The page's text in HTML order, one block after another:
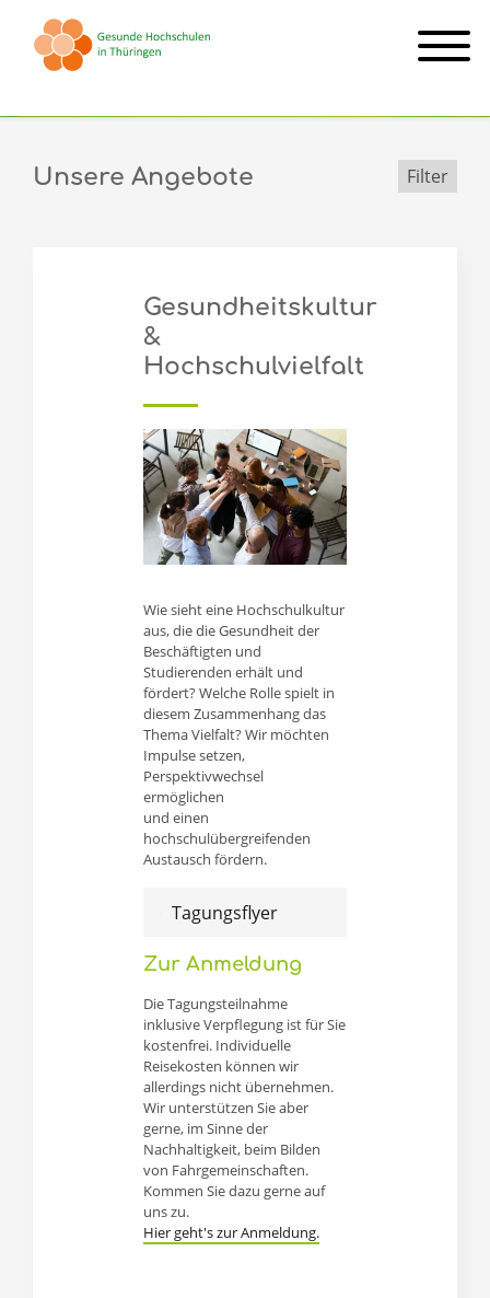
Unsere Angebote Filter
Gesundheitskultur
&
Hochschulvielfalt
Wie sieht eine Hochschulkultur
aus, die die Gesundheit der
Beschäftigten und
Studierenden erhält und
fördert? Welche Rolle spielt in
diesem Zusammenhang das
Thema Vielfalt? Wir möchten
Impulse setzen,
Perspektivwechsel
ermöglichen
und einen
hochschulübergreifenden
Austausch fördern.
Tagungsflyer
Zur Anmeldung
Die Tagungsteilnahme
inklusive Verpflegung ist für Sie
kostenfrei. Individuelle
Reisekosten können wir
allerdings nicht übernehmen.
Wir unterstützen Sie aber
gerne, im Sinne der
Nachhaltigkeit, beim Bilden
von Fahrgemeinschaften.
Kommen Sie dazu gerne auf
uns zu.
Hier geht's zur Anmeldung.
Fachtagung